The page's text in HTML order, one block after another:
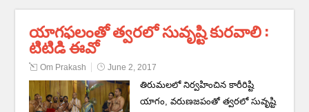
యాగఫలంతో త్వరలో సువృష్టి కురవాలి :
టిటిడి ఈవో
Om Prakash June 2, 2017
తిరుమలలో నిర్వహించిన కారీరిష్టి
యాగం, వరుణజపంతో త్వరలో సువృష్టి